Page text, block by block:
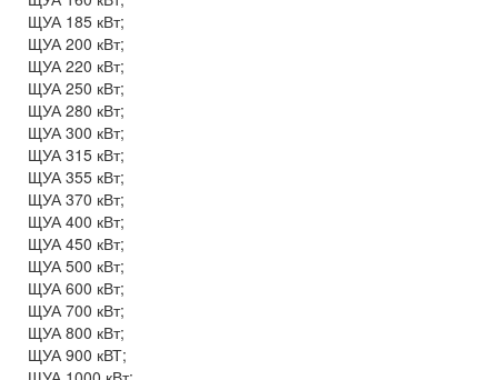
ЩУА 185 кВт;
ЩУА 200 кВт;
ЩУА 220 кВт;
ЩУА 250 кВт;
ЩУА 280 кВт;
ЩУА 300 кВт;
ЩУА 315 кВт;
ЩУА 355 кВт;
ЩУА 370 кВт;
ЩУА 400 кВт;
ЩУА 450 кВт;
ЩУА 500 кВт;
ЩУА 600 кВт;
ЩУА 700 кВт;
ЩУА 800 кВт;
ЩУА 900 кВТ;